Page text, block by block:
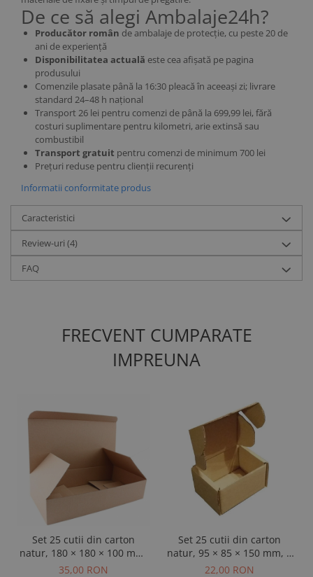
De ce să alegi Ambalaje24h?
Producător român de ambalaje de protecție, cu peste 20 de
ani de experiență
Disponibilitatea actuală este cea afișată pe pagina
produsului
Comenzile plasate până la 16:30 pleacă în aceeași zi; livrare
standard 24–48 h național
Transport 26 lei pentru comenzi de până la 699,99 lei, fără
costuri suplimentare pentru kilometri, arie extinsă sau
combustibil
Transport gratuit pentru comenzi de minimum 700 lei
Prețuri reduse pentru clienții recurenți
Informatii conformitate produs
Caracteristici
Review-uri (4)
FAQ
FRECVENT CUMPARATE
IMPREUNA
Set 25 cutii din carton
natur, 180 × 180 × 100 mm,
3 straturi
35,00 RON
Set 25 cutii din carton
natur, 95 × 85 × 150 mm, 3
straturi
22,00 RON